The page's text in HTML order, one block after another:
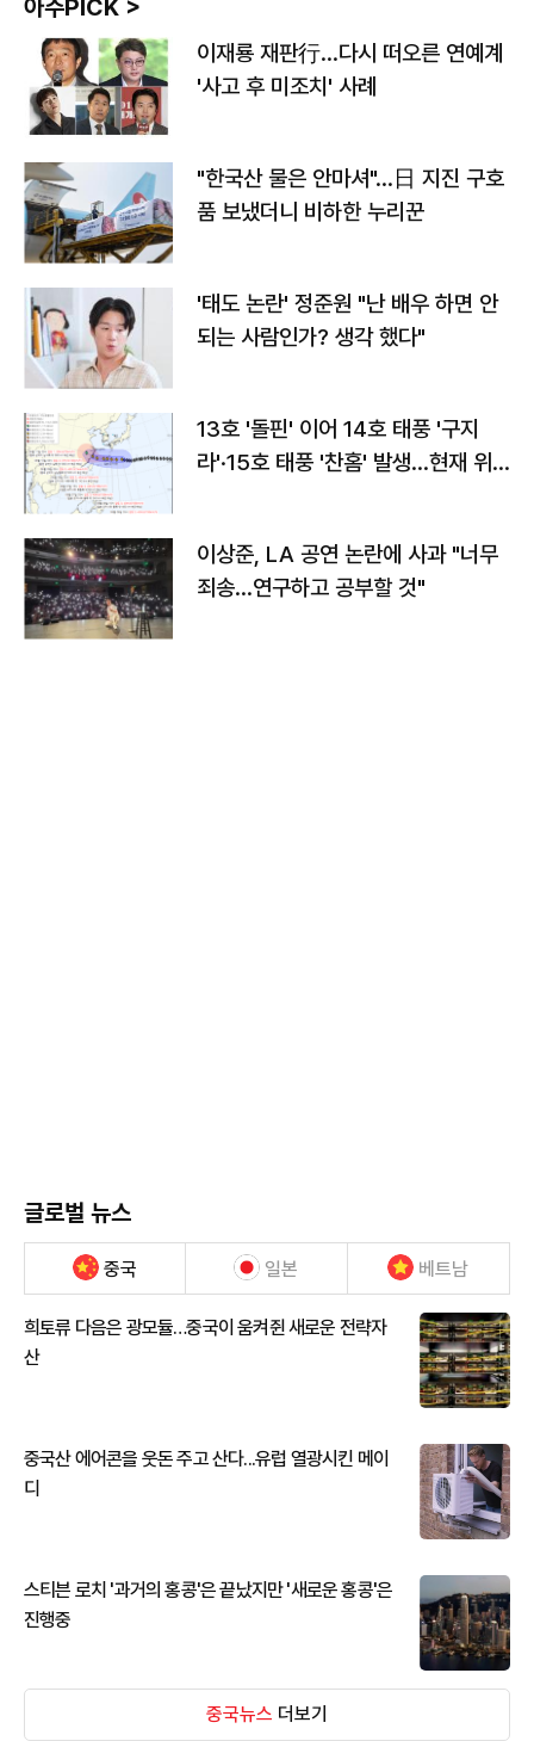
아주PICK >
이재룡 재판行…다시 떠오른 연예계
'사고 후 미조치' 사례
"한국산 물은 안마셔"…日 지진 구호
품 보냈더니 비하한 누리꾼
'태도 논란' 정준원 "난 배우 하면 안
되는 사람인가? 생각 했다"
13호 '돌핀' 이어 14호 태풍 '구지
라'·15호 태풍 '찬홈' 발생…현재 위
이상준, LA 공연 논란에 사과 "너무
죄송…연구하고 공부할 것"
글로벌 뉴스
중국 일본 베트남
희토류 다음은 광모듈…중국이 움켜쥔 새로운 전략자
산
중국산 에어콘을 웃돈 주고 산다...유럽 열광시킨 메이
디
스티븐 로치 '과거의 홍콩'은 끝났지만 '새로운 홍콩'은
진행중
중국뉴스 더보기